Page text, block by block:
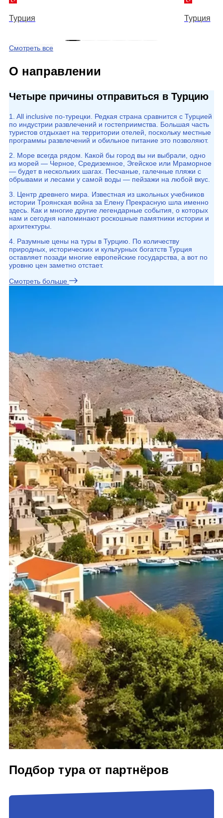
Турция Турция
Смотреть все
О направлении
Четыре причины отправиться в Турцию
1. All inclusive по-турецки. Редкая страна сравнится с Турцией
по индустрии развлечений и гостеприимства. Большая часть
туристов отдыхает на территории отелей, поскольку местные
программы развлечений и обильное питание это позволяют.
2. Море всегда рядом. Какой бы город вы ни выбрали, одно
из морей — Черное, Средиземное, Эгейское или Мраморное
— будет в нескольких шагах. Песчаные, галечные пляжи с
обрывами и лесами у самой воды — пейзажи на любой вкус.
3. Центр древнего мира. Известная из школьных учебников
истории Троянская война за Елену Прекрасную шла именно
здесь. Как и многие другие легендарные события, о которых
нам и сегодня напоминают роскошные памятники истории и
архитектуры.
4. Разумные цены на туры в Турцию. По количеству
природных, исторических и культурных богатств Турция
оставляет позади многие европейские государства, а вот по
уровню цен заметно отстает.
Смотреть больше
Подбор тура от партнёров